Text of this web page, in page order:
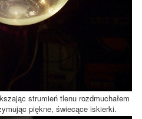
strumień tlenu rozdmuchałem
piękne, świecące iskierki.